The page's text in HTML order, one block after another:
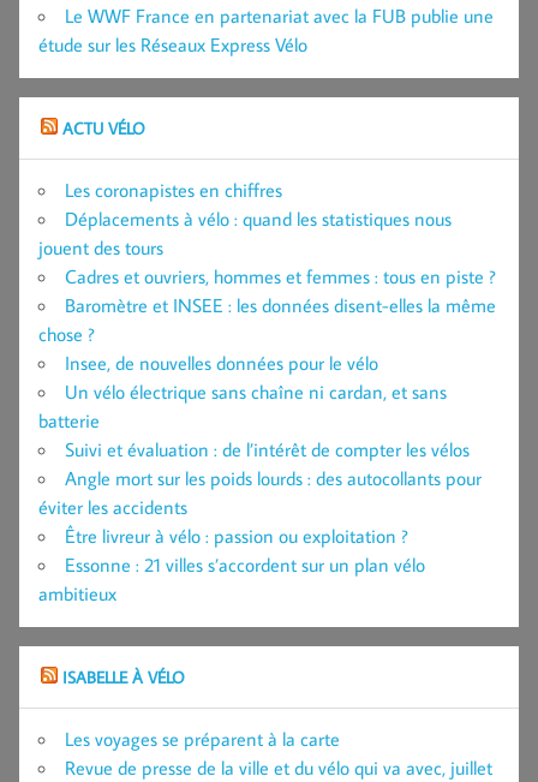
Le WWF France en partenariat avec la FUB publie une
étude sur les Réseaux Express Vélo
ACTU VÉLO
Les coronapistes en chiffres
Déplacements à vélo : quand les statistiques nous
jouent des tours
Cadres et ouvriers, hommes et femmes : tous en piste ?
Baromètre et INSEE : les données disent-elles la même
chose ?
Insee, de nouvelles données pour le vélo
Un vélo électrique sans chaîne ni cardan, et sans
batterie
Suivi et évaluation : de l’intérêt de compter les vélos
Angle mort sur les poids lourds : des autocollants pour
éviter les accidents
Être livreur à vélo : passion ou exploitation ?
Essonne : 21 villes s’accordent sur un plan vélo
ambitieux
ISABELLE À VÉLO
Les voyages se préparent à la carte
Revue de presse de la ville et du vélo qui va avec, juillet